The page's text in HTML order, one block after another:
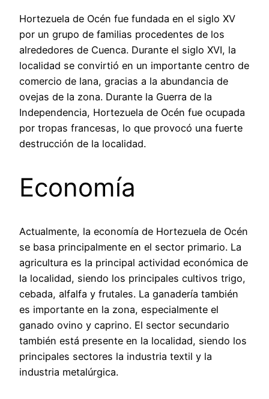
Hortezuela de Océn fue fundada en el siglo XV
por un grupo de familias procedentes de los
alrededores de Cuenca. Durante el siglo XVI, la
localidad se convirtió en un importante centro de
comercio de lana, gracias a la abundancia de
ovejas de la zona. Durante la Guerra de la
Independencia, Hortezuela de Océn fue ocupada
por tropas francesas, lo que provocó una fuerte
destrucción de la localidad.
Economía
Actualmente, la economía de Hortezuela de Océn
se basa principalmente en el sector primario. La
agricultura es la principal actividad económica de
la localidad, siendo los principales cultivos trigo,
cebada, alfalfa y frutales. La ganadería también
es importante en la zona, especialmente el
ganado ovino y caprino. El sector secundario
también está presente en la localidad, siendo los
principales sectores la industria textil y la
industria metalúrgica.